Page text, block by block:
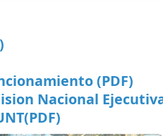
(PDF)
Nacional
DF)